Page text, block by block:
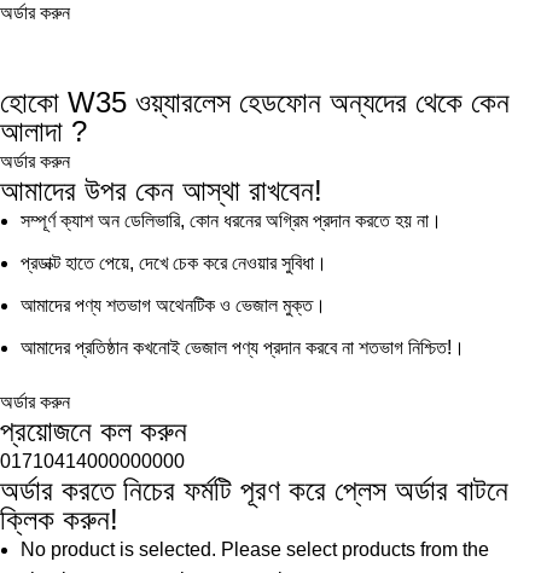
অর্ডার করুন
হোকো W35 ওয়্যারলেস হেডফোন অন্যদের থেকে কেন
আলাদা ?
অর্ডার করুন
আমাদের উপর কেন আস্থা রাখবেন!
সম্পূর্ণ ক্যাশ অন ডেলিভারি, কোন ধরনের অগ্রিম প্রদান করতে হয় না।
প্রডাক্ট হাতে পেয়ে, দেখে চেক করে নেওয়ার সুবিধা।
আমাদের পণ্য শতভাগ অথেনটিক ও ভেজাল মুক্ত।
আমাদের প্রতিষ্ঠান কখনোই ভেজাল পণ্য প্রদান করবে না শতভাগ নিশ্চিত!।
অর্ডার করুন
প্রয়োজনে কল করুন
01710414000000000
অর্ডার করতে নিচের ফর্মটি পূরণ করে প্লেস অর্ডার বাটনে
ক্লিক করুন!
No product is selected. Please select products from the